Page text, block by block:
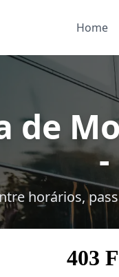
Home
de
-
horários,